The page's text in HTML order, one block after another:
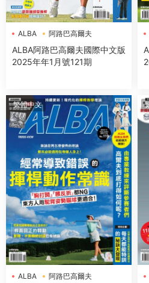
ALBA 阿路巴高爾夫
ALBA阿路巴高爾夫國際中文版
2025年年1月號121期
繁體中文
ALBA 阿路巴高爾夫